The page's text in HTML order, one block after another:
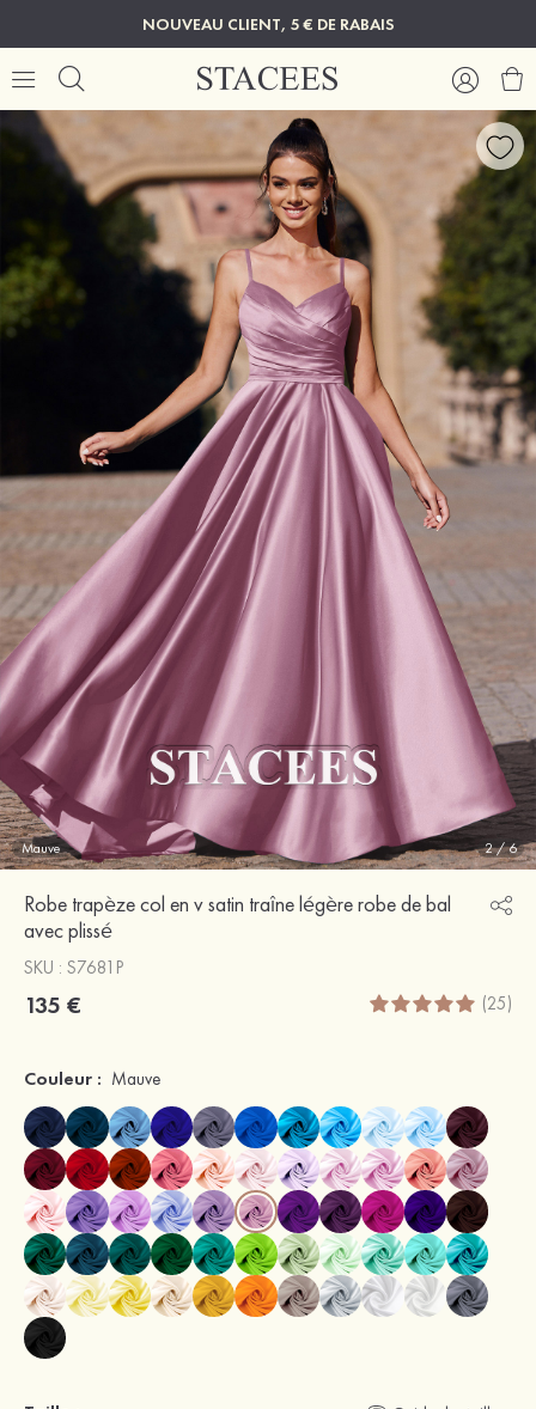
NOUVEAU CLIENT, 5 € DE RABAIS
Mauve 2/6
Robe trapèze col en v satin traîne légère robe de bal
avec plissé
SKU : S7681P
135 € (25)
Couleur : Mauve